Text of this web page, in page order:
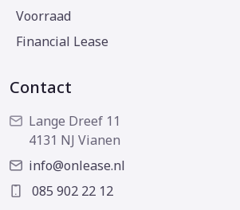
Voorraad
Financial Lease
Contact
Lange Dreef 11
4131 NJ Vianen
info@onlease.nl
085 902 22 12